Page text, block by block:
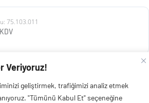
Veriyoruz!
geliştirmek, trafiğimizi analiz etmek
"Tümünü Kabul Et" seçeneğine
75.103.011
KDV